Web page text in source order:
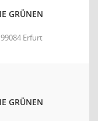
GRÜNEN
Erfurt
GRÜNEN